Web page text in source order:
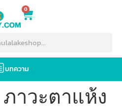
0
บทความ
ภาวะตาแห้ง